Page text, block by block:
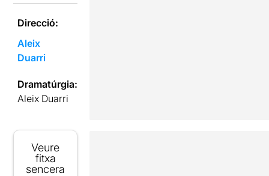
Direcció:
Aleix
Duarri
Dramatúrgia:
Aleix Duarri
Veure
fitxa
sencera